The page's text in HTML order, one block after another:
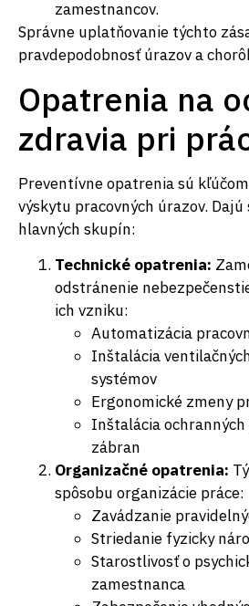
zamestnancov.
Správne uplatňovanie týchto
pravdepodobnosť úrazov a
Opatrenia na
zdravia pri
Preventívne opatrenia sú
výskytu pracovných úrazov.
hlavných skupín:
Technické opatrenia:
odstránenie
ich vzniku:
Automatizácia
Inštalácia
systémov
Ergonomické zmeny
Inštalácia
zábran
Organizačné opatrenia:
spôsobu organizácie práce:
Zavádzanie
Striedanie fyzicky
Starostlivosť o
zamestnanca